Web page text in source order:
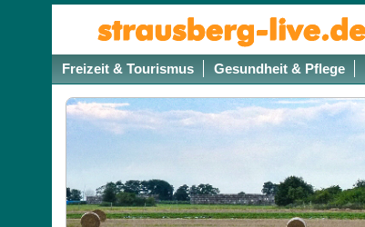
Freizeit & Tourismus Gesundheit & Pflege